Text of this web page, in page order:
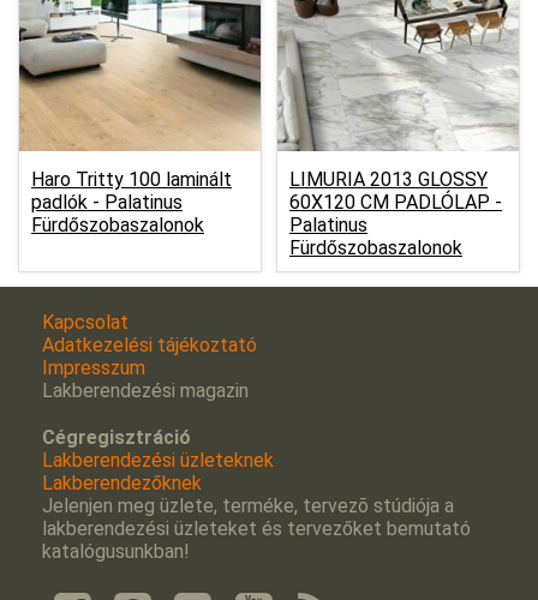
Haro Tritty 100 laminált
padlók - Palatinus
Fürdőszobaszalonok
LIMURIA 2013 GLOSSY
60X120 CM PADLÓLAP -
Palatinus
Fürdőszobaszalonok
Kapcsolat
Adatkezelési tájékoztató
Impresszum
Lakberendezési magazin
Cégregisztráció
Lakberendezési üzleteknek
Lakberendezőknek
Jelenjen meg üzlete, terméke, tervezõ stúdiója a
lakberendezési üzleteket és tervezőket bemutató
katalógusunkban!